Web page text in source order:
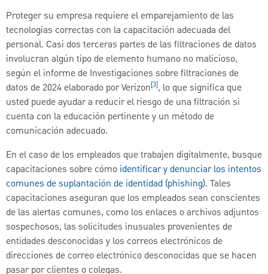
Proteger su empresa requiere el emparejamiento de las
tecnologías correctas con la capacitación adecuada del
personal. Casi dos terceras partes de las filtraciones de datos
involucran algún tipo de elemento humano no malicioso,
según el informe de Investigaciones sobre filtraciones de
datos de 2024 elaborado por Verizon[3], lo que significa que
usted puede ayudar a reducir el riesgo de una filtración si
cuenta con la educación pertinente y un método de
comunicación adecuado.
En el caso de los empleados que trabajen digitalmente, busque
capacitaciones sobre cómo identificar y denunciar los intentos
comunes de suplantación de identidad (phishing). Tales
capacitaciones aseguran que los empleados sean conscientes
de las alertas comunes, como los enlaces o archivos adjuntos
sospechosos, las solicitudes inusuales provenientes de
entidades desconocidas y los correos electrónicos de
direcciones de correo electrónico desconocidas que se hacen
pasar por clientes o colegas.